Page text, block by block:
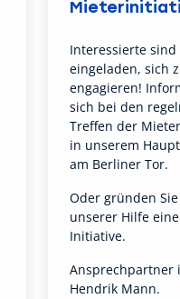
Interessierte
eingeladen, sich
engagieren!
sich bei den
Treffen der
in unserem
am Berliner Tor.
Oder gründen
unserer Hilfe
Initiative.
Ansprechpartner
Hendrik Mann.